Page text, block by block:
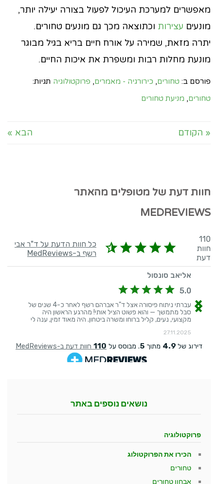
מאפשרים למערכת העיכול לפעול בצורה יעילה יותר,
מונעים עצירות וכתוצאה מכך גם מונעים טחורים.
יתרה מזאת, שמירה על אורח חיים בריא בגיל מבוגר
מונעת מחלות רבות ומשפרת את איכות החיים.
פורסם ב: טחורים, כירורגיה - מאמרים, פרוקטולוגיה תגיות:
טחורים, מניעת טחורים
« הקודם הבא »
חוות דעת של מטופלים מהאתר
MEDREVIEWS
נושאים נוספים באתר
פרוקטולוגיה
הכירו את הפרוקטולוג
טחורים
אבחון טחורים